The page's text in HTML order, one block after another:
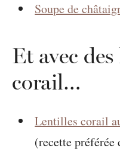
Soupe de
Et avec
corail…
Lentilles corail
(recette préférée